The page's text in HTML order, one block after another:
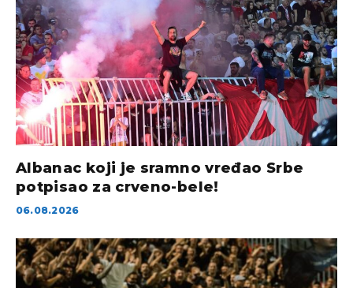
Albanac koji je sramno vređao Srbe
potpisao za crveno-bele!
06.08.2026